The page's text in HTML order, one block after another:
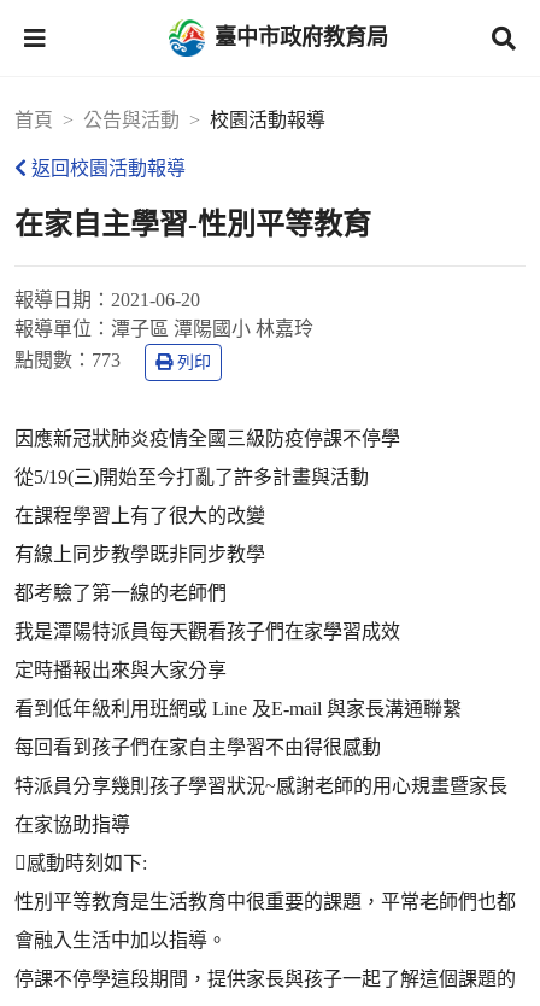
臺中市政府教育局
首頁 公告與活動 校園活動報導
返回校園活動報導
在家自主學習-性別平等教育
報導日期： 2021-06-20
報導單位： 潭子區 潭陽國小 林嘉玲
點閱數： 773 列印
因應新冠狀肺炎疫情全國三級防疫停課不停學
從5/19(三)開始至今打亂了許多計畫與活動
在課程學習上有了很大的改變
有線上同步教學既非同步教學
都考驗了第一線的老師們
我是潭陽特派員每天觀看孩子們在家學習成效
定時播報出來與大家分享
看到低年級利用班網或 Line 及E-mail 與家長溝通聯繫
每回看到孩子們在家自主學習不由得很感動
特派員分享幾則孩子學習狀況~感謝老師的用心規畫暨家長
在家協助指導
感動時刻如下:
性別平等教育是生活教育中很重要的課題，平常老師們也都
會融入生活中加以指導。
停課不停學這段期間，提供家長與孩子一起了解這個課題的